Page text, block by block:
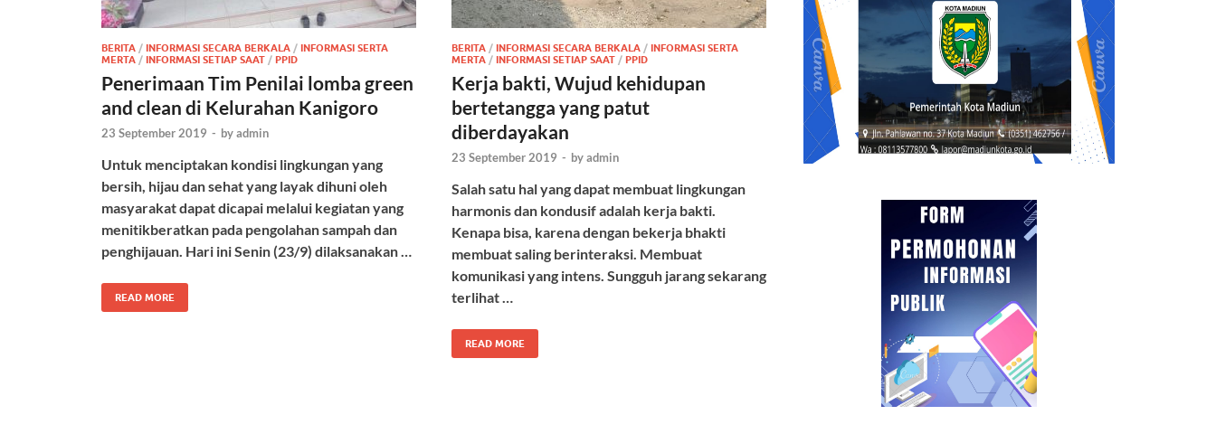
BERITA / INFORMASI SECARA BERKALA / INFORMASI SERTA
MERTA / INFORMASI SETIAP SAAT / PPID
Penerimaan Tim Penilai lomba green
and clean di Kelurahan Kanigoro
23 September 2019 - byadmin
Untuk menciptakan kondisi lingkungan yang
bersih, hijau dan sehat yang layak dihuni oleh
masyarakat dapat dicapai melalui kegiatan yang
menitikberatkan pada pengolahan sampah dan
penghijauan. Hari ini Senin (23/9) dilaksanakan …
READ MORE
BERITA / INFORMASI SECARA BERKALA / INFORMASI SERTA
MERTA / INFORMASI SETIAP SAAT / PPID
Kerja bakti, Wujud kehidupan
bertetangga yang patut
diberdayakan
23 September 2019 - byadmin
Salah satu hal yang dapat membuat lingkungan
harmonis dan kondusif adalah kerja bakti.
Kenapa bisa, karena dengan bekerja bhakti
membuat saling berinteraksi. Membuat
komunikasi yang intens. Sungguh jarang sekarang
terlihat …
READ MORE